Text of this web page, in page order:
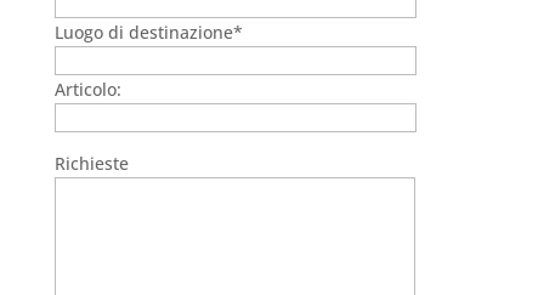
Luogo di destinazione*
Articolo:
Richieste